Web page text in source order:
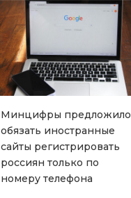
Минцифры предложило
обязать иностранные
сайты регистрировать
россиян только по
номеру телефона